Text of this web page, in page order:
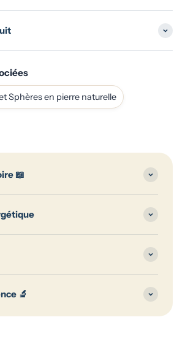
Sphères en pierre naturelle
📖
🔬